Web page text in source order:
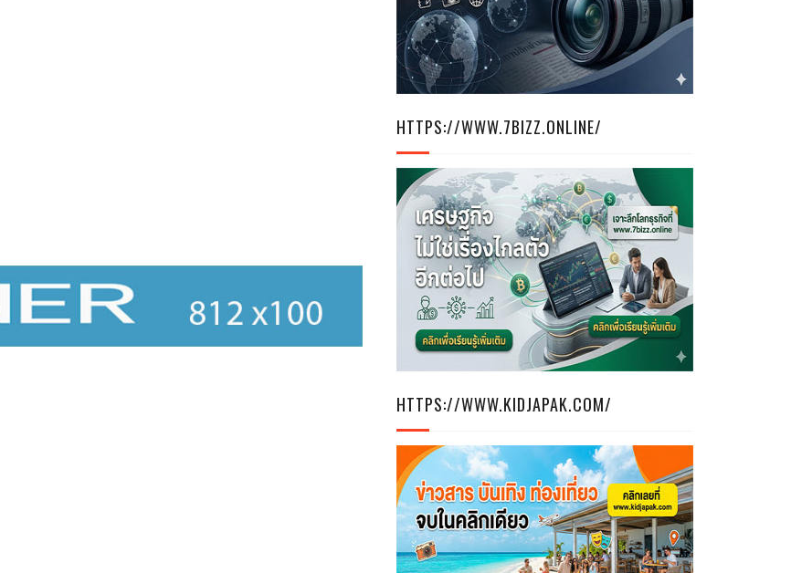
HTTPS://WWW.7BIZZ.ONLINE/
HTTPS://WWW.KIDJAPAK.COM/